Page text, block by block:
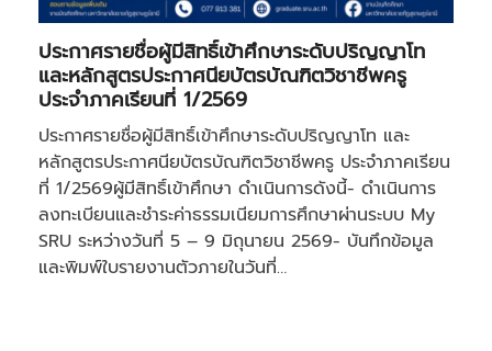
ประกาศรายชื่อผู้มีสิทธิ์เข้าศึกษาระดับปริญญาโท
และหลักสูตรประกาศนียบัตรบัณฑิตวิชาชีพครู
ประจำภาคเรียนที่ 1/2569
ประกาศรายชื่อผู้มีสิทธิ์เข้าศึกษาระดับปริญญาโท และ
หลักสูตรประกาศนียบัตรบัณฑิตวิชาชีพครู ประจำภาคเรียน
ที่ 1/2569ผู้มีสิทธิ์เข้าศึกษา ดำเนินการดังนี้- ดำเนินการ
ลงทะเบียนและชำระค่าธรรมเนียมการศึกษาผ่านระบบ My
SRU ระหว่างวันที่ 5 – 9 มิถุนายน 2569- บันทึกข้อมูล
และพิมพ์ใบรายงานตัวภายในวันที่…